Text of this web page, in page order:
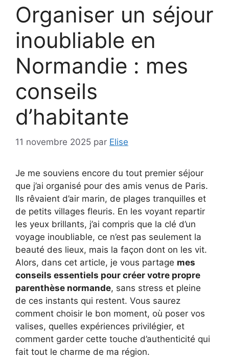
Organiser un séjour
inoubliable en
Normandie : mes
conseils
d’habitante
11 novembre 2025 par Elise
Je me souviens encore du tout premier séjour
que j’ai organisé pour des amis venus de Paris.
Ils rêvaient d’air marin, de plages tranquilles et
de petits villages fleuris. En les voyant repartir
les yeux brillants, j’ai compris que la clé d’un
voyage inoubliable, ce n’est pas seulement la
beauté des lieux, mais la façon dont on les vit.
Alors, dans cet article, je vous partage mes
conseils essentiels pour créer votre propre
parenthèse normande, sans stress et pleine
de ces instants qui restent. Vous saurez
comment choisir le bon moment, où poser vos
valises, quelles expériences privilégier, et
comment garder cette touche d’authenticité qui
fait tout le charme de ma région.